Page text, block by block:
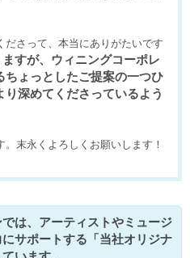
さって、本当にありがたいです
すが、ウィニングコーポレ
ちょっとしたご提案の一つひ
深めてくださっているよう
末永くよろしくお願いします！
は、アーティストやミュージ
サポートする「当社オリジナ